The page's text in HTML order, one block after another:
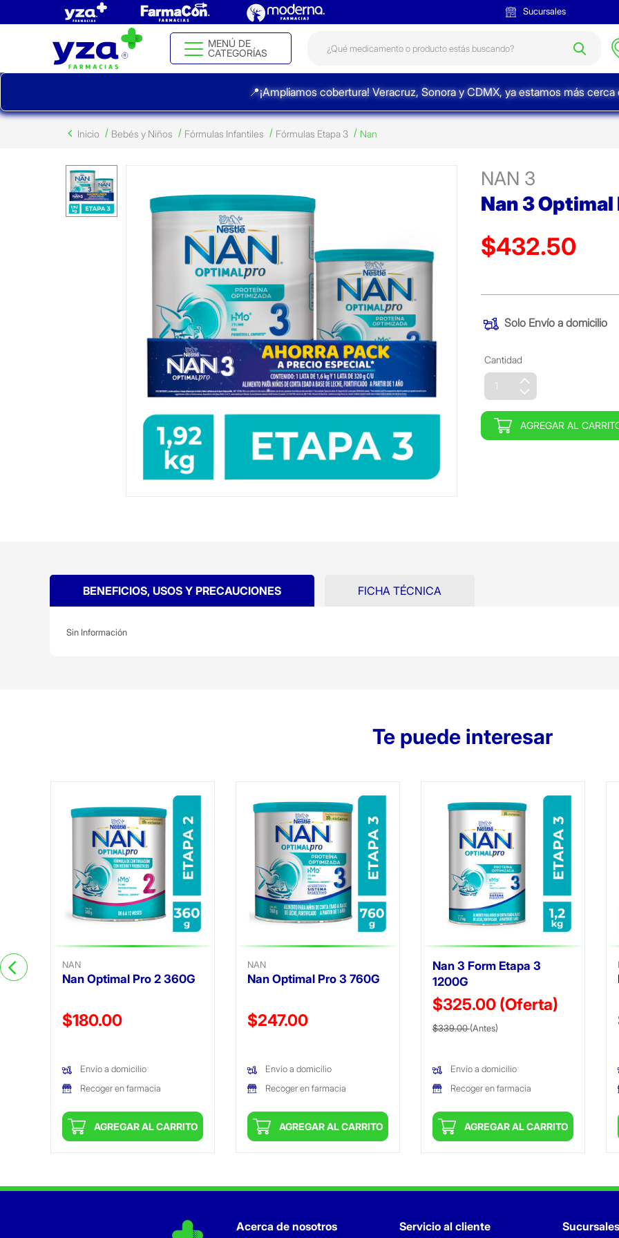
Sucursales
MENÚ DE
CATEGORÍAS
📍¡Ampliamos cobertura! Veracruz, Sonora y CDMX, ya estamos más cerca
Inicio Bebés y Niños Fórmulas Infantiles Fórmulas Etapa 3 Nan
NAN 3
Nan 3 Optimal
Precio reducido de
$432.50
SoloEnvío a domicilio
Cantidad
AGREGAR AL
BENEFICIOS, USOS Y PRECAUCIONES
Sin Información
FICHA TÉCNICA
Te puede interesar
NAN
Nan Optimal Pro 2 360G
Precio reducido de
$180.00
Envío a domicilio
Recoger en farmacia
AGREGAR AL CARRITO
NAN
Nan Optimal Pro 3 760G
Precio reducido de
$247.00
Envío a domicilio
Recoger en farmacia
AGREGAR AL CARRITO
Nan 3 Form Etapa 3
1200G
$325.00 (Oferta)
Precio reducido de
$339.00(Antes)
Envío a domicilio
Recoger en farmacia
AGREGAR AL CARRITO
Acerca de nosotros Servicio al cliente Sucursales